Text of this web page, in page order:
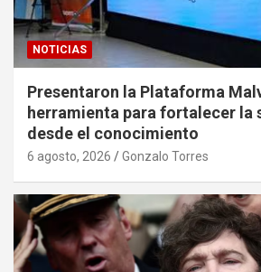
NOTICIAS
Presentaron la Plataforma
herramienta para fortalecer la
desde el conocimiento
6 agosto, 2026 Gonzalo Torres